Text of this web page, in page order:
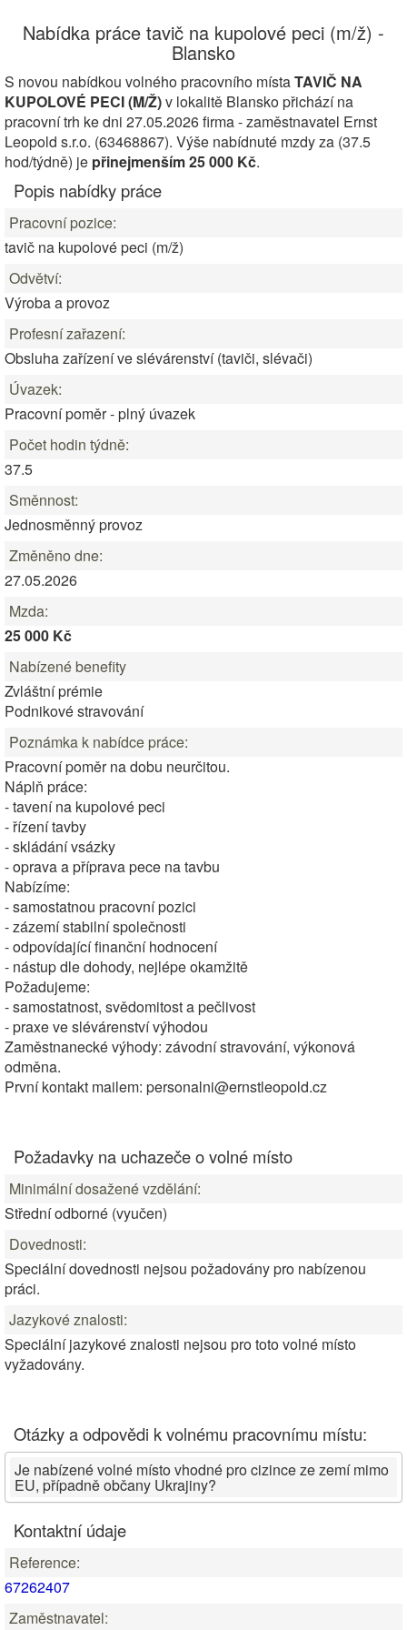
Nabídka práce tavič na kupolové peci (m/ž) -
Blansko
S novou nabídkou volného pracovního místaTAVIČ NA
KUPOLOVÉ PECI (M/Ž)v lokalitě Blansko přichází na
pracovní trh ke dni 27.05.2026 firma - zaměstnavatel Ernst
Leopold s.r.o. (63468867). Výše nabídnuté mzdy za (37.5
hod/týdně) je přinejmenším 25 000 Kč.
Popis nabídky práce
Pracovní pozice:
tavič na kupolové peci (m/ž)
Odvětví:
Výroba a provoz
Profesní zařazení:
Obsluha zařízení ve slévárenství (taviči, slévači)
Úvazek:
Pracovní poměr - plný úvazek
Počet hodin týdně:
37.5
Směnnost:
Jednosměnný provoz
Změněno dne:
27.05.2026
Mzda:
25 000 Kč
Nabízené benefity
Zvláštní prémie
Podnikové stravování
Poznámka k nabídce práce:
Pracovní poměr na dobu neurčitou.
Náplň práce:
- tavení na kupolové peci
- řízení tavby
- skládání vsázky
- oprava a příprava pece na tavbu
Nabízíme:
- samostatnou pracovní pozici
- zázemí stabilní společnosti
- odpovídající finanční hodnocení
- nástup dle dohody, nejlépe okamžitě
Požadujeme:
- samostatnost, svědomitost a pečlivost
- praxe ve slévárenství výhodou
Zaměstnanecké výhody: závodní stravování, výkonová
odměna.
První kontakt mailem: personalni@ernstleopold.cz
Požadavky na uchazeče o volné místo
Minimální dosažené vzdělání:
Střední odborné (vyučen)
Dovednosti:
Speciální dovednosti nejsou požadovány pro nabízenou
práci.
Jazykové znalosti:
Speciální jazykové znalosti nejsou pro toto volné místo
vyžadovány.
Otázky a odpovědi k volnému pracovnímu místu:
Je nabízené volné místo vhodné pro cizince ze zemí mimo
EU, případně občany Ukrajiny?
Kontaktní údaje
Reference:
67262407
Zaměstnavatel: